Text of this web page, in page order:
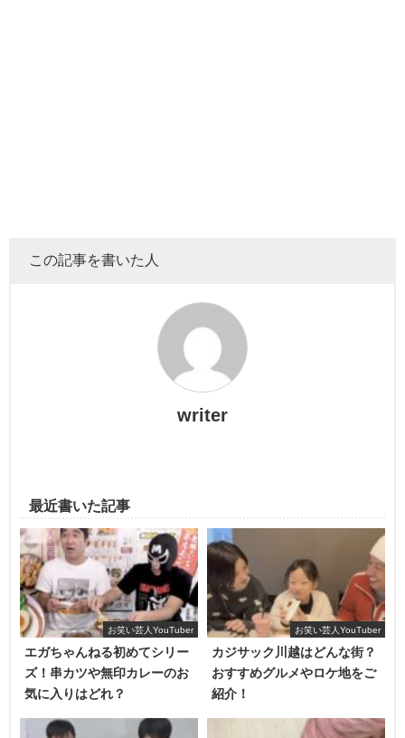
これも有名だと思いますが、テレビでも人気なクセのある
この記事を書いた人
writer
最近書いた記事
お笑い芸人YouTuber
エガちゃんねる初めてシリー
ズ！串カツや無印カレーのお
気に入りはどれ？
お笑い芸人YouTuber
カジサック川越はどんな街？
おすすめグルメやロケ地をご
紹介！